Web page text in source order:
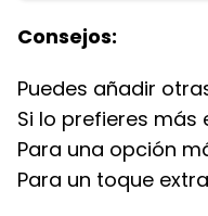
Consejos:
Puedes añadir
Si lo prefieres
Para una opción
Para un toque